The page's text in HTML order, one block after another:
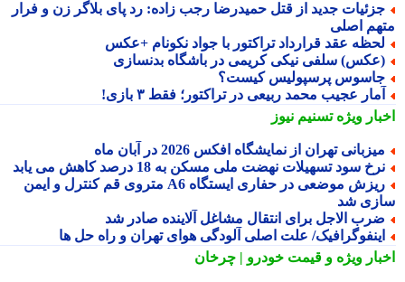
جدید از قتل حمیدرضا رجب زاده: رد پای بلاگر زن و فرار
اصلی
عقد قرارداد تراکتور با جواد نکونام +عکس
سلفی نیکی کریمی در باشگاه بدنسازی
پرسپولیس کیست؟
عجیب محمد ربیعی در تراکتور؛ فقط ۳ بازی!
ویژهتسنیم نیوز
تهران از نمایشگاه افکس 2026 در آبان ماه
سود تسهیلات نهضت ملی مسکن به 18 درصد کاهش می یابد
ریزش موضعی در حفاری ایستگاه A6 متروی قم کنترل و ایمن
شد
الاجل برای انتقال مشاغل آلاینده صادر شد
علت اصلی آلودگی هوای تهران و راه حل ها
ویژهو قیمت خودرو | چرخان